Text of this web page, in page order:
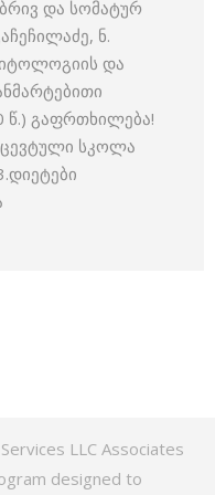
და სომატურ
ნ.
და
წ.) გაფრთხილება!
სკოლა
LLC Associates
designed to